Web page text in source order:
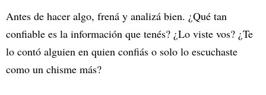
Antes de hacer algo, frená y analizá bien. ¿Qué tan
confiable es la información que tenés? ¿Lo viste vos? ¿Te
lo contó alguien en quien confiás o solo lo escuchaste
como un chisme más?